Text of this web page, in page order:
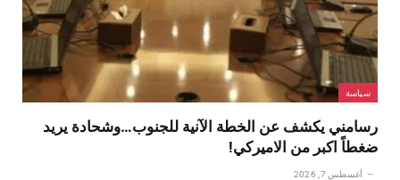
سياسة
رسامني يكشف عن الخطة الآنية للجنوب…وشحادة يريد
ضغطاً اكبر من الاميركي!
أغسطس 7, 2026